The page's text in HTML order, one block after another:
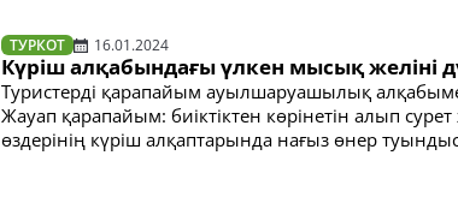
ТУРКОТ 16.01.2024
Күріш алқабындағы үлкен мысық желіні
Туристерді қарапайым ауылшаруашылық
Жауап қарапайым: биіктіктен көрінетін алып
өздерінің күріш алқаптарында нағыз өнер